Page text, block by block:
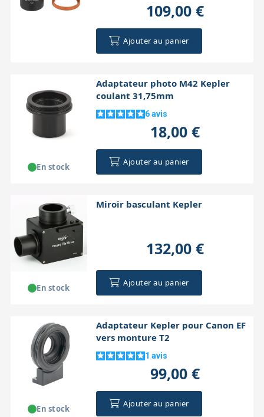
109,00 €
Ajouter au panier
Adaptateur photo M42 Kepler
coulant 31,75mm
6avis
18,00 €
Ajouter au panier
En stock
Miroir basculant Kepler
132,00 €
Ajouter au panier
En stock
Adaptateur Kepler pour Canon EF
vers monture T2
1 avis
99,00 €
Ajouter au panier
En stock